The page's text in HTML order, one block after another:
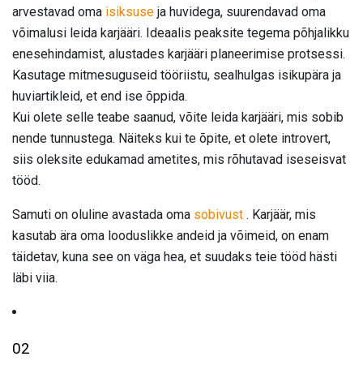
arvestavad oma isiksuse ja huvidega, suurendavad oma
võimalusi leida karjääri. Ideaalis peaksite tegema põhjalikku
enesehindamist, alustades karjääri planeerimise protsessi.
Kasutage mitmesuguseid tööriistu, sealhulgas isikupära ja
huviartikleid, et end ise õppida.
Kui olete selle teabe saanud, võite leida karjääri, mis sobib
nende tunnustega. Näiteks kui te õpite, et olete introvert,
siis oleksite edukamad ametites, mis rõhutavad iseseisvat
tööd.
Samuti on oluline avastada oma sobivust . Karjäär, mis
kasutab ära oma looduslikke andeid ja võimeid, on enam
täidetav, kuna see on väga hea, et suudaks teie tööd hästi
läbi viia.
02